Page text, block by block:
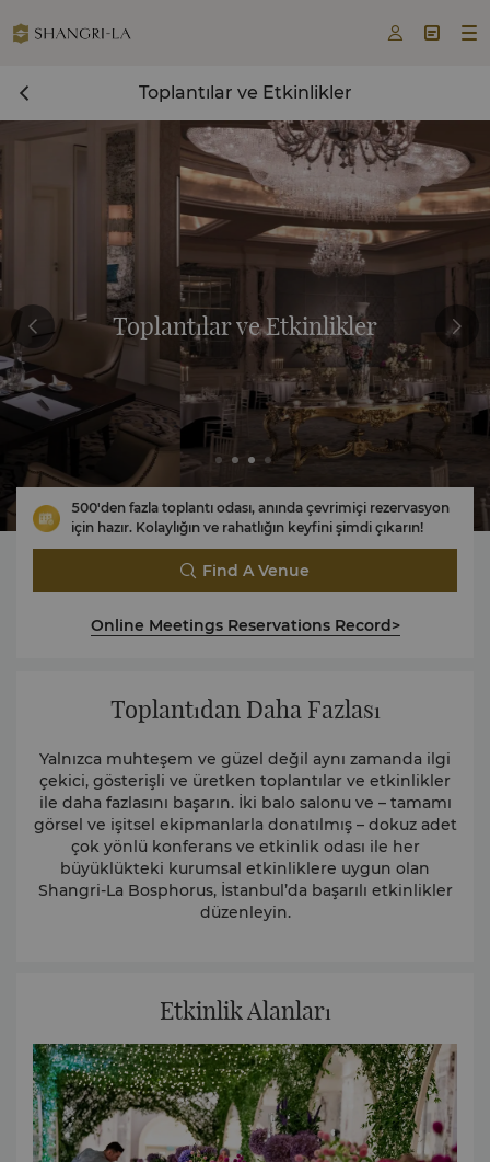
  
Toplantılar ve Etkinlikler
Toplantılar ve Etkinlikler
500'den fazla toplantı odası, anında çevrimiçi rezervasyon
için hazır. Kolaylığın ve rahatlığın keyfini şimdi çıkarın!
Find A Venue
Online Meetings Reservations Record>
Toplantıdan Daha Fazlası
Yalnızca muhteşem ve güzel değil aynı zamanda ilgi
çekici, gösterişli ve üretken toplantılar ve etkinlikler
ile daha fazlasını başarın. İki balo salonu ve – tamamı
görsel ve işitsel ekipmanlarla donatılmış – dokuz adet
çok yönlü konferans ve etkinlik odası ile her
büyüklükteki kurumsal etkinliklere uygun olan
Shangri-La Bosphorus, İstanbul’da başarılı etkinlikler
düzenleyin.
Etkinlik Alanları